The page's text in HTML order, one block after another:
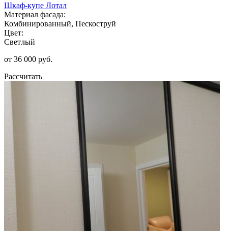
Шкаф-купе Лотал
Материал фасада:
Комбинированный, Пескоструй
Цвет:
Светлый
от 36 000 руб.
Рассчитать